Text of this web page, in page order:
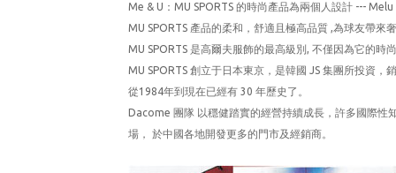
Me & U：MU SPORTS 的時尚產品為兩個人設計 ---
MU SPORTS 產品的柔和，舒適且極高品質 ,為球友帶
MU SPORTS 是高爾夫服飾的最高級別, 不僅因為它的
MU SPORTS 創立于日本東京，是韓國 JS 集團所投資，
從1984年到現在已經有 30 年歷史了。
Dacome 團隊 以穩健踏實的經營持續成長，許多國際性
場， 於中國各地開發更多的門市及經銷商。